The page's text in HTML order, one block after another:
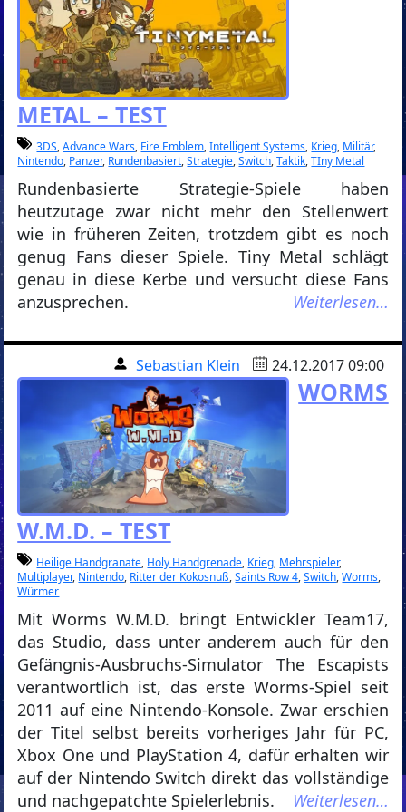
METAL – TEST
3DS,Advance Wars, Fire Emblem,Intelligent Systems, Krieg, Militär,
Nintendo, Panzer, Rundenbasiert,Strategie,Switch,Taktik,TIny Metal
Rundenbasierte Strategie-Spiele haben
heutzutage zwar nicht mehr den Stellenwert
wie in früheren Zeiten, trotzdem gibt es noch
genug Fans dieser Spiele. Tiny Metal schlägt
genau in diese Kerbe und versucht diese Fans
anzusprechen.
Weiterlesen…
Sebastian Klein 24.12.2017 09:00
WORMS
W.M.D. – TEST
Heilige Handgranate, Holy Handgrenade, Krieg, Mehrspieler,
Multiplayer, Nintendo, Ritter der Kokosnuß,Saints Row 4,Switch,Worms,
Würmer
Mit Worms W.M.D. bringt Entwickler Team17,
das Studio, dass unter anderem auch für den
Gefängnis-Ausbruchs-Simulator The Escapists
verantwortlich ist, das erste Worms-Spiel seit
2011 auf eine Nintendo-Konsole. Zwar erschien
der Titel selbst bereits vorheriges Jahr für PC,
Xbox One und PlayStation 4, dafür erhalten wir
auf der Nintendo Switch direkt das vollständige
und nachgepatchte Spielerlebnis.
Weiterlesen…